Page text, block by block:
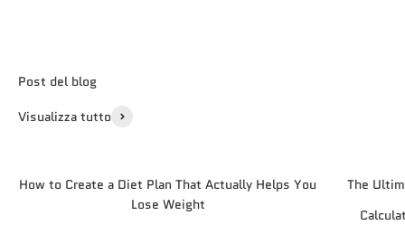
Visualizza tutto
How to Create a Diet Plan That Actually Helps You
Lose Weight
The